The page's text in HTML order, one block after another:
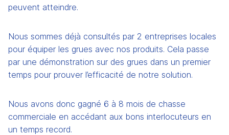
peuvent atteindre.
Nous sommes déjà consultés par 2 entreprises locales
pour équiper les grues avec nos produits. Cela passe
par une démonstration sur des grues dans un premier
temps pour prouver l’efficacité de notre solution.
Nous avons donc gagné 6 à 8 mois de chasse
commerciale en accédant aux bons interlocuteurs en
un temps record.